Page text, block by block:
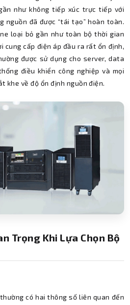
như không tiếp xúc trực tiếp với
nguồn đã được “tái tạo” hoàn toàn.
loại bỏ gần như toàn bộ thời gian
cung cấp điện áp đầu ra rất ổn định,
được sử dụng cho server, data
điều khiển công nghiệp và mọi
khe về độ ổn định nguồn điện.
Trọng Khi Lựa Chọn Bộ
có hai thông số liên quan đến